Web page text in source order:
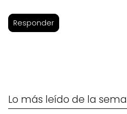
Responder
Lo más leído de la